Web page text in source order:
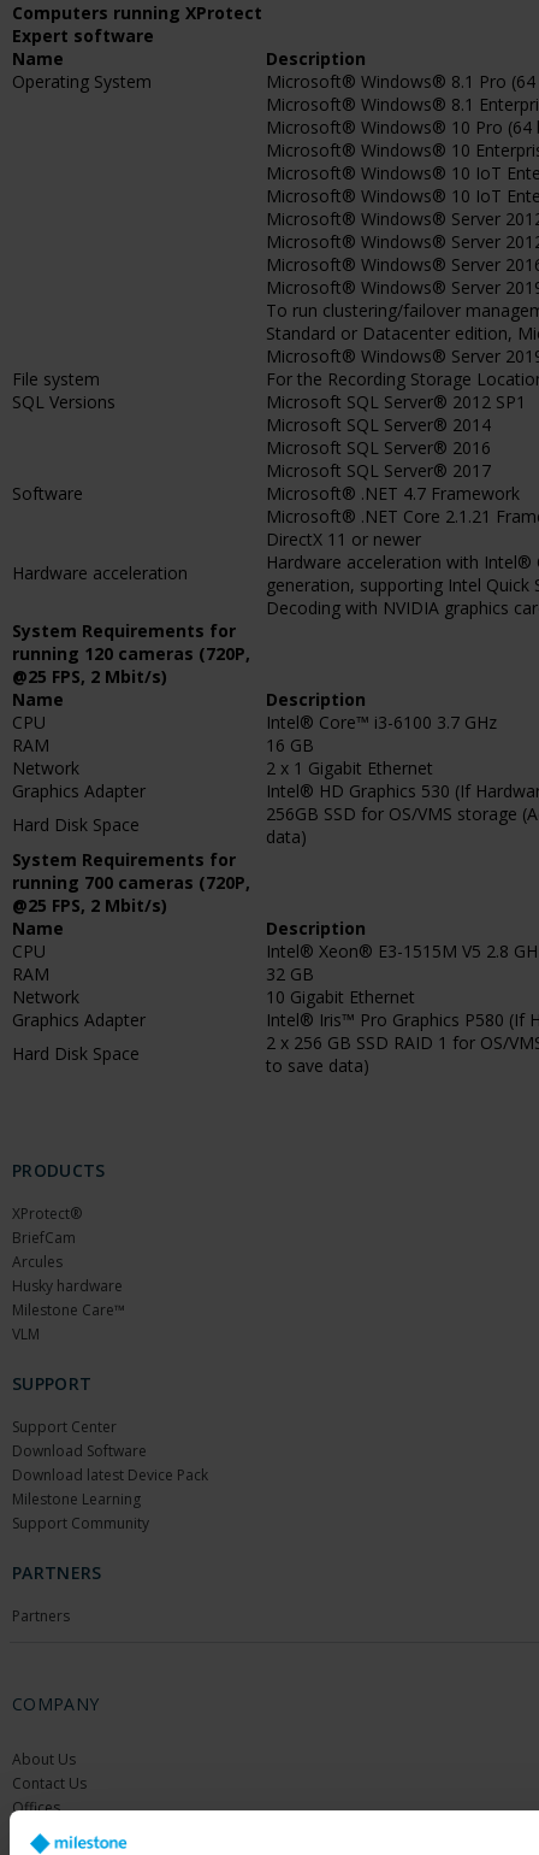
Computers running XProtect
Expert software
Name
Description
Operating System
Microsoft® Windows® 8.1 Pro
Microsoft® Windows® 8.1
Microsoft® Windows® 10 Pro (64
Microsoft® Windows® 10
Microsoft® Windows® 10 IoT
Microsoft® Windows® 10 IoT
Microsoft® Windows® Server
Microsoft® Windows® Server
Microsoft® Windows® Server
Microsoft® Windows® Server
To run clustering/failover
Standard or Datacenter edition,
Microsoft® Windows® Server
File system
For the Recording Storage
SQL Versions
Microsoft SQL Server® 2012 SP1
Microsoft SQL Server® 2014
Microsoft SQL Server® 2016
Microsoft SQL Server® 2017
Software
Microsoft® .NET 4.7 Framework
Microsoft® .NET Core 2.1.21
DirectX 11 or newer
Hardware acceleration
Hardware acceleration with
generation, supporting Intel Quick
Decoding with NVIDIA graphics
System Requirements for
running 120 cameras (720P,
@25 FPS, 2 Mbit/s)
Name
Description
CPU
Intel® Core™ i3-6100 3.7 GHz
RAM
16 GB
Network
2 x 1 Gigabit Ethernet
Graphics Adapter
Intel® HD Graphics 530 (If
Hard Disk Space
256GB SSD for OS/VMS storage
data)
System Requirements for
running 700 cameras (720P,
@25 FPS, 2 Mbit/s)
Name
Description
CPU
Intel® Xeon® E3-1515M V5 2.8
RAM
32 GB
Network
10 Gigabit Ethernet
Graphics Adapter
Intel® Iris™ Pro Graphics P580 (If
Hard Disk Space
2 x 256 GB SSD RAID 1 for OS/
to save data)
PRODUCTS
XProtect®
BriefCam
Arcules
Husky hardware
Milestone Care™
VLM
SUPPORT
Support Center
Download Software
Download latest Device Pack
Milestone Learning
Support Community
PARTNERS
Partners
COMPANY
About Us
Contact Us
Offices
Careers